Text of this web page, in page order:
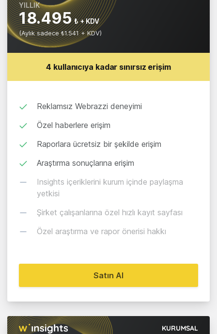
YILLIK
18.495 ₺ + KDV
(Aylık sadece ₺1.541 + KDV)
4 kullanıcıya kadar sınırsız erişim
Reklamsız Webrazzi deneyimi
Özel haberlere erişim
Raporlara ücretsiz bir şekilde erişim
Araştırma sonuçlarına erişim
Insights içeriklerini kurum içinde paylaşma
yetkisi
Şirket çalışanlarına özel hızlı kayıt sayfası
Özel araştırma ve rapor önerisi hakkı
Satın Al
KURUMSAL